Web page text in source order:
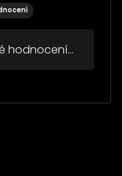
hodnocení...